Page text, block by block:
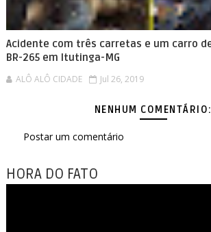
Acidente com três carretas e um carro
BR-265 em Itutinga-MG
ALÔ ALÔ CIDADE Jul 26, 2019
NENHUM COMENTÁRIO:
Postar um comentário
HORA DO FATO